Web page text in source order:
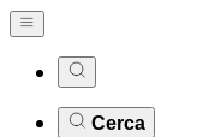
Cerca